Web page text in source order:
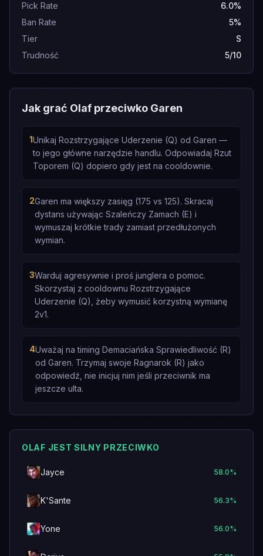
Pick Rate
6.0%
Ban Rate
5%
Tier
S
Trudność
5/10
Jak grać Olaf przeciwko Garen
1Unikaj Rozstrzygające Uderzenie (Q) od Garen —
to jego główne narzędzie handlu. Odpowiadaj Rzut
Toporem (Q) dopiero gdy jest na cooldownie.
2Garen ma większy zasięg (175 vs 125). Skracaj
dystans używając Szaleńczy Zamach (E) i
wymuszaj krótkie trady zamiast przedłużonych
wymian.
3Warduj agresywnie i proś junglera o pomoc.
Skorzystaj z cooldownu Rozstrzygające
Uderzenie (Q), żeby wymusić korzystną wymianę
2v1.
4Uważaj na timing Demaciańska Sprawiedliwość (R)
od Garen. Trzymaj swoje Ragnarok (R) jako
odpowiedź, nie inicjuj nim jeśli przeciwnik ma
jeszcze ulta.
OLAF JEST SILNY PRZECIWKO
Jayce 58.0%
K'Sante 56.3%
Yone 56.0%